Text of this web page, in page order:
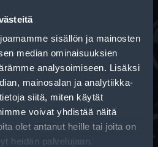
sisällön ja mainosten
median ominaisuuksien
analysoimiseen. Lisäksi
mainosalan ja analytiikka-
siitä, miten käytät
voivat yhdistää näitä
olet antanut heille tai joita on
heidän palvelujaan.
tilillä. Saat
renkaillesi.